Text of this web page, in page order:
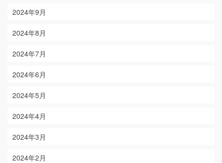
2024年9月
2024年8月
2024年7月
2024年6月
2024年5月
2024年4月
2024年3月
2024年2月